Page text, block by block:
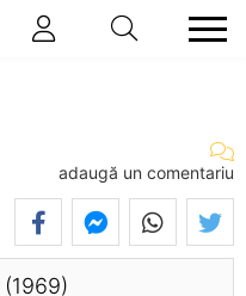
adaugă un comentariu
(1969)